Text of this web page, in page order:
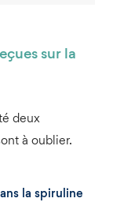
sur la
deux
à oublier.
la spiruline